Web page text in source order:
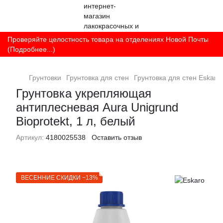
Проверяйте целостность товара на отделениях Новой Почты
(Подробнее...)
Грунтовки Грунтовка для стен Грунтовка для стен Eskaro
Грунтовка укрепляющая
антиплесневая Aura Unigrund
Bioprotekt, 1 л, белый
Артикул: 4180025538 Оставить отзыв
ВЕСЕННИЕ СКИДКИ −13%